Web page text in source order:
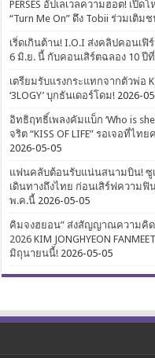
PERSES อัปเลเวลความฮอต! เ
“Turn Me On” ดึง Tobii ร่วมเติ
เริ่ดเกินต้าน! I.O.I ส่งคลิปคอนเฟิ
6 มิ.ย. นี้ กับคอนเสิร์ตฉลอง 10
เตรียมรับแรงกระแทกจากตัวพ่อ
‘3LOGY’ บุกธันเดอร์โดม! 2026-
อิทธิฤทธิ์เพลงคัมแบ็ก ‘Who is
จริต “KISS OF LIFE” รอเจอที่ไทย
2026-05-05
แฟนคลับต้อนรับแน่นสนามบิน! ซูเ
เดินทางถึงไทย ก่อนเสิร์ฟความฟิน
พ.ค.นี้ 2026-05-05
คิมจงฮยอน” ส่งสัญญาณความคิด
2026 KIM JONGHYEON
มิถุนายนนี้! 2026-05-05